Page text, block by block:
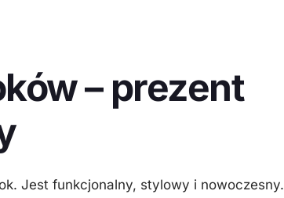
– prezent
Jest funkcjonalny, stylowy i nowoczesny.